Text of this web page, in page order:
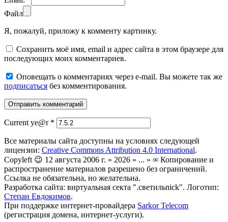
Файл
Я, пожалуй, приложу к комменту картинку.
Сохранить моё имя, email и адрес сайта в этом браузере для
последующих моих комментариев.
Оповещать о комментариях через e-mail. Вы можете так же
подписаться без комментирования.
Current ye@r *
Все материалы сайта доступны на условиях следующей
лицензии: Creative Commons Attribution 4.0 International.
Copyleft 😉 12 августа 2006 г. » 2026 » ... » ∞ Копирование и
распространение материалов разрешено без ограничений.
Ссылка не обязательна, но желательна.
Разработка сайта: виртуальная секта ".светильnick". Логотип:
Степан Евдокимов.
При поддержке интернет-провайдера Sarkor Telecom
(регистрация домена, интернет-услуги).